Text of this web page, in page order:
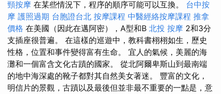
頸按摩 在某些情況下，程序的順序可能可以互換。 台中按
摩 護照過期 台胞證台北 按摩課程 中醫經絡按摩課程 推拿
價格 在美國（因此在邁阿密），A型和B 北投 按摩 2和3分
支插座很普遍。 在這樣的巡遊中，教科書栩栩如生，歷史
性格，位置和事件變得富有生命。 宜人的氣候，美麗的海
灘和一個富含文化古蹟的國家。 從北阿爾卑斯山到最南端
的地中海深處的靴子都對其自然美女著迷。 豐富的文化，
明信片的景觀，古蹟以及最後但並非最不重要的一點是，意